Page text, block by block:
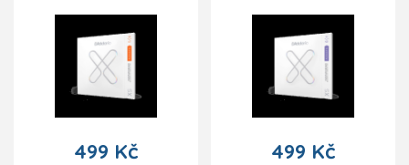
pro uchycení na nástroje s
tloušťkou rezonanční desky až do
3,81 mm (.150"). Baterie: CR2032.
499 Kč 499 Kč